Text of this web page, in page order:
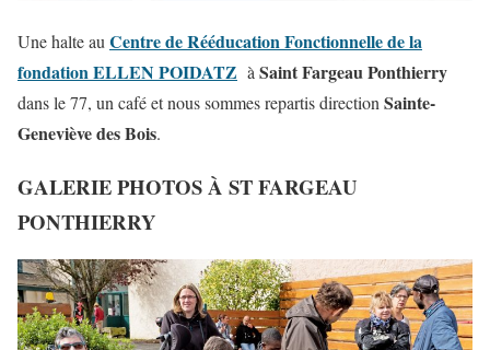
Une halte au Centre de Rééducation Fonctionnelle de la
fondation ELLEN POIDATZ à Saint Fargeau Ponthierry
dans le 77, un café et nous sommes repartis direction Sainte-
Geneviève des Bois.
GALERIE PHOTOS À ST FARGEAU
PONTHIERRY